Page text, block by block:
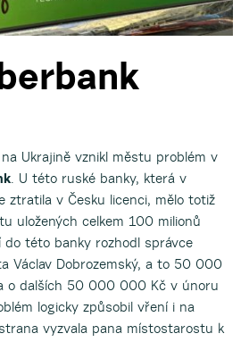
Ukrajině vznikl městu problém v
. U této ruské banky, která v
ztratila v Česku licenci, mělo totiž
uložených celkem 100 milionů
do této banky rozhodl správce
Václav Dobrozemský, a to 50 000
o dalších 50 000 000 Kč v únoru
logicky způsobil vření i na
vyzvala pana místostarostu k